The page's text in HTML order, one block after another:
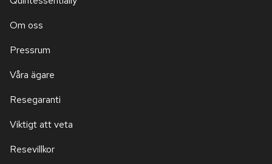
Om oss
Pressrum
Våra ägare
Resegaranti
Viktigt att veta
Resevillkor